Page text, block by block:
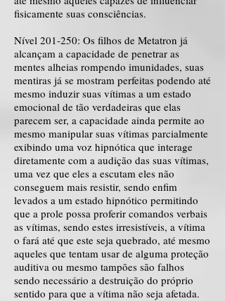
fisicamente suas consciências.
Nível 201-250: Os filhos de Metatron já
alcançam a capacidade de penetrar as
mentes alheias rompendo imunidades, suas
mentiras já se mostram perfeitas podendo até
mesmo induzir suas vítimas a um estado
emocional de tão verdadeiras que elas
parecem ser, a capacidade ainda permite ao
mesmo manipular suas vítimas parcialmente
exibindo uma voz hipnótica que interage
diretamente com a audição das suas vítimas,
uma vez que eles a escutam eles não
conseguem mais resistir, sendo enfim
levados a um estado hipnótico permitindo
que a prole possa proferir comandos verbais
as vítimas, sendo estes irresistíveis, a vítima
o fará até que este seja quebrado, até mesmo
aqueles que tentam usar de alguma proteção
auditiva ou mesmo tampões são falhos
sendo necessário a destruição do próprio
sentido para que a vítima não seja afetada.